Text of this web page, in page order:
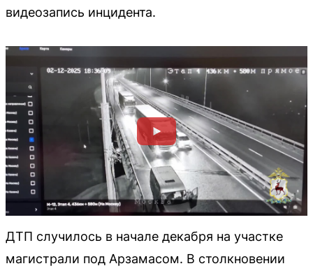
видеозапись инцидента.
ДТП случилось в начале декабря на участке
магистрали под Арзамасом. В столкновении